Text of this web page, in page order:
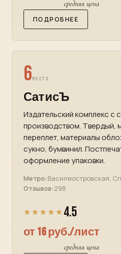
средняя цена
ПОДРОБНЕЕ
6МЕСТО
СатисЪ
Издательский комплекс с
производством. Твердый,
переплет, материалы
сукно, бумвинил.
оформление упаковки.
Метро:Василеостровская,
Отзывов:298
★★★★★ 4.5
от 16 руб./лист
средняя цена